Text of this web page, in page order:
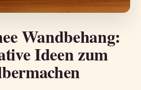
Wandbehang:
Ideen zum